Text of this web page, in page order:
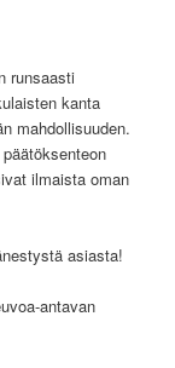
runsaasti
kanta
mahdollisuuden.
ilmaista oman
asiasta!
antavan